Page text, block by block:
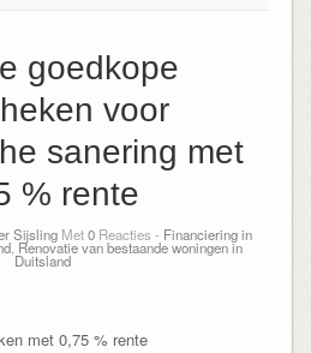
goedkope
voor
sanering met
% rente
SijslingMet0Reacties - Financiering in
Renovatie van bestaande woningen in
Duitsland
met 0,75 % rente